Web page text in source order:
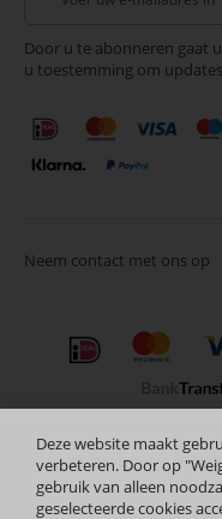
onze
nieuwsbrief
Door u te abonneren gaat
u toestemming om
Neem contact met ons op
Deze website maakt
verbeteren. Door op
gebruik van alleen
geselecteerde cookies
Copyright © 2024 Selectra